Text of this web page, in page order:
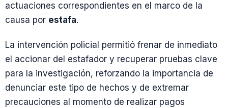
actuaciones correspondientes en el marco de la
causa por estafa.
La intervención policial permitió frenar de inmediato
el accionar del estafador y recuperar pruebas clave
para la investigación, reforzando la importancia de
denunciar este tipo de hechos y de extremar
precauciones al momento de realizar pagos